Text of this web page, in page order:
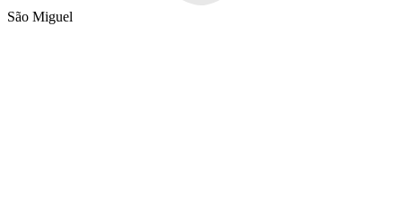
São Miguel